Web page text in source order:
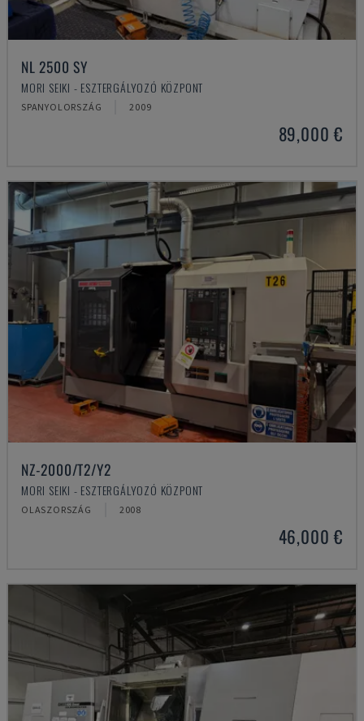
NL 2500 SY
MORI SEIKI - ESZTERGÁLYOZÓ KÖZPONT
SPANYOLORSZÁG 2009
89,000 €
NZ-2000/T2/Y2
MORI SEIKI - ESZTERGÁLYOZÓ KÖZPONT
OLASZORSZÁG 2008
46,000 €